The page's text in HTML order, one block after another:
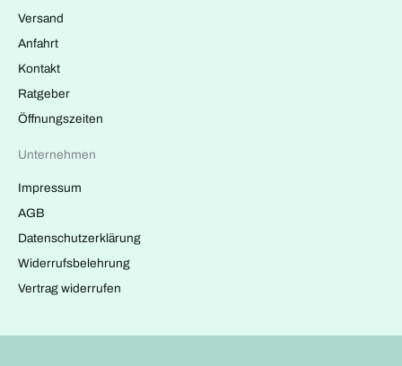
Versand
Anfahrt
Kontakt
Ratgeber
Öffnungszeiten
Unternehmen
Impressum
AGB
Datenschutzerklärung
Widerrufsbelehrung
Vertrag widerrufen